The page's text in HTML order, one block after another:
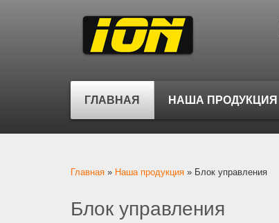
ГЛАВНАЯ НАША ПРОДУКЦИЯ
Вы здесь
Главная » Наша продукция » Блок управления
Блок управления